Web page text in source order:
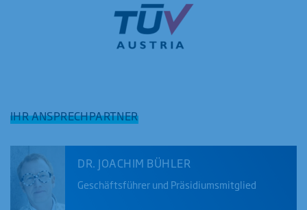
IHR ANSPRECHPARTNER
DR. JOACHIM BÜHLER
Geschäftsführer und Präsidiumsmitglied